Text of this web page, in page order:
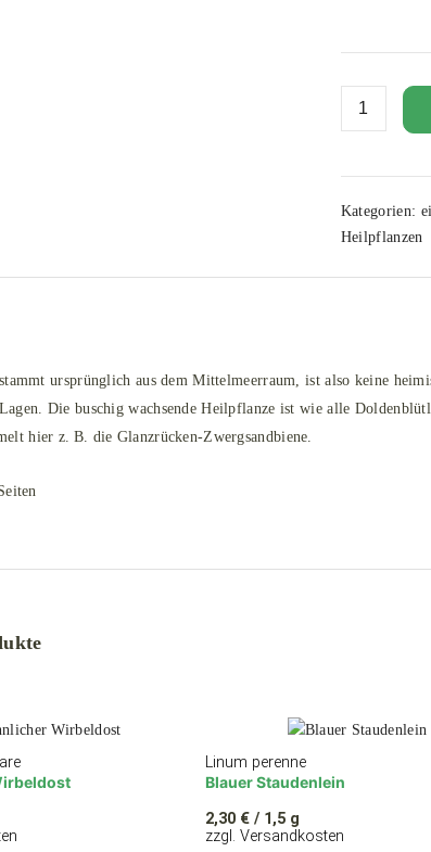
Kategorien:
Heilpflanzen
ursprünglich aus dem Mittelmeerraum, ist also keine
Die buschig wachsende Heilpflanze ist wie alle
hier z. B. die Glanzrücken-Zwergsandbiene.
Linum perenne
Blauer Staudenlein
2,30 €/ 1,5 g
zzgl. Versandkosten